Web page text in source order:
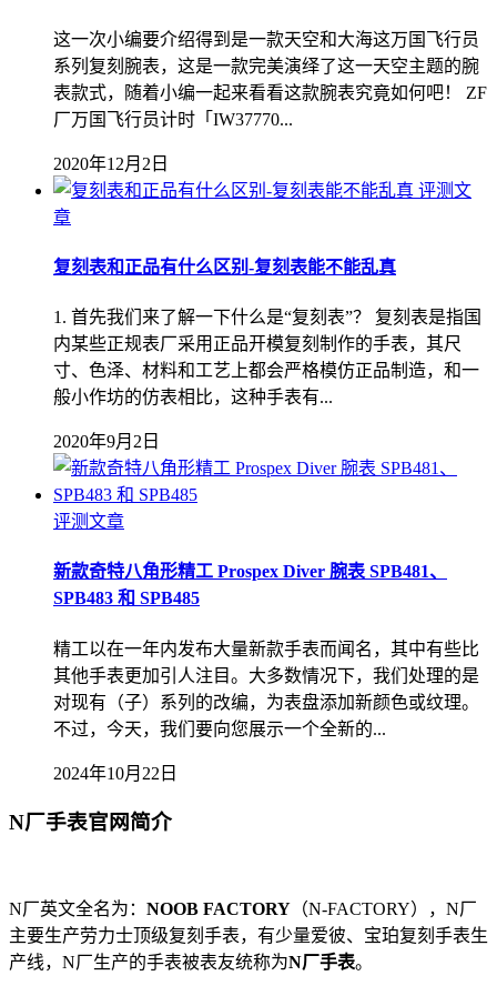
这一次小编要介绍得到是一款天空和大海这万国飞行员
系列复刻腕表，这是一款完美演绎了这一天空主题的腕
表款式，随着小编一起来看看这款腕表究竟如何吧！ ZF
厂万国飞行员计时「IW37770...
2020年12月2日
评测文
章
复刻表和正品有什么区别-复刻表能不能乱真
1. 首先我们来了解一下什么是“复刻表”？ 复刻表是指国
内某些正规表厂采用正品开模复刻制作的手表，其尺
寸、色泽、材料和工艺上都会严格模仿正品制造，和一
般小作坊的仿表相比，这种手表有...
2020年9月2日
评测文章
新款奇特八角形精工 Prospex Diver 腕表 SPB481、
SPB483 和 SPB485
精工以在一年内发布大量新款手表而闻名，其中有些比
其他手表更加引人注目。大多数情况下，我们处理的是
对现有（子）系列的改编，为表盘添加新颜色或纹理。
不过，今天，我们要向您展示一个全新的...
2024年10月22日
N厂手表官网简介
N厂英文全名为： NOOB FACTORY （N-FACTORY），N厂
主要生产劳力士顶级复刻手表，有少量爱彼、宝珀复刻手表生
产线，N厂生产的手表被表友统称为N厂手表。